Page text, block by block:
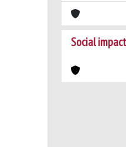
Social impact